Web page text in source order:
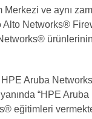
ve aynı
Alto Networks®
Aruba
“HPE
eğitimleri